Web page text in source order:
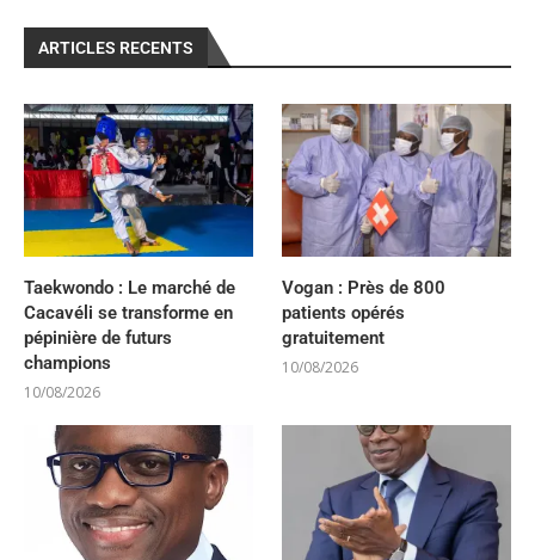
ARTICLES RECENTS
Taekwondo : Le marché de
Cacavéli se transforme en
pépinière de futurs
champions
10/08/2026
Vogan : Près de 800
patients opérés
gratuitement
10/08/2026